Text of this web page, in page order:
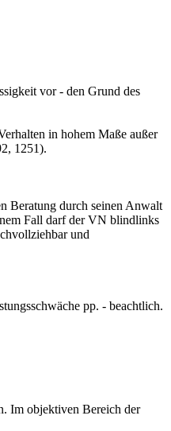
vor - den Grund des
in hohem Maße außer
1251).
Beratung durch seinen Anwalt
Fall darf der VN blindlinks
und
pp. - beachtlich.
Im objektiven Bereich der